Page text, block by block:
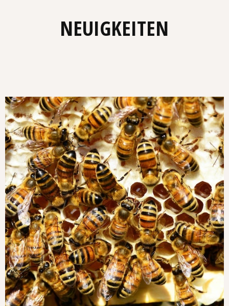
NEUIGKEITEN